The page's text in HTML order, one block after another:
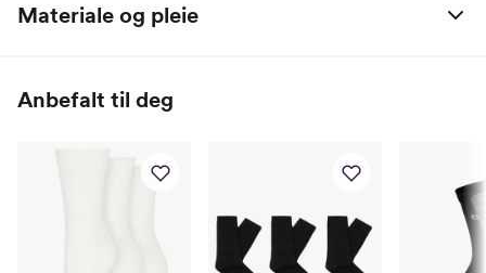
Materiale og pleie
Anbefalt til deg